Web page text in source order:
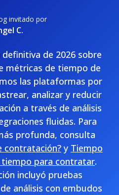
invitado por
C.
de 2026 sobre
métricas de tiempo de
las plataformas por
analizar y reducir
a través de análisis
fluidas. Para
profunda, consulta
contratación? y Tiempo
para contratar.
incluyó pruebas
análisis con embudos